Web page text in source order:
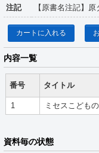
注記 【原書名注記】
カートに入れる
内容一覧
番号 タイトル
1 ミセスこども
資料毎の状態